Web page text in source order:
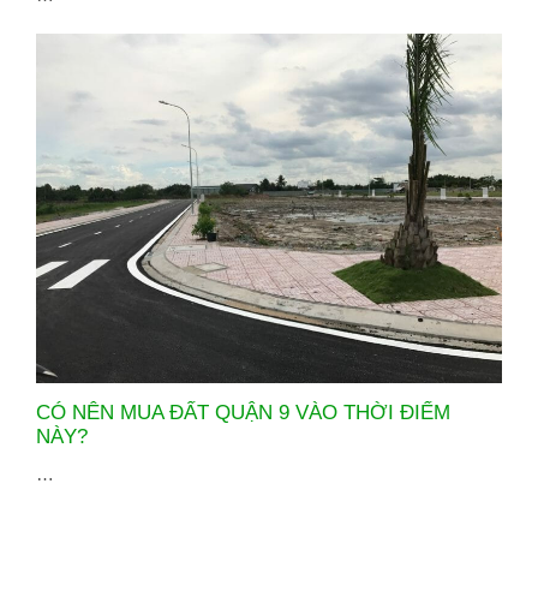
CÓ NÊN MUA ĐẤT QUẬN 9 VÀO THỜI ĐIỂM
NÀY?
…